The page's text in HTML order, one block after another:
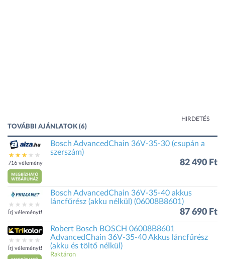
HIRDETÉS
TOVÁBBI AJÁNLATOK (6)
716 vélemény
Bosch AdvancedChain 36V-35-30 (csupán a
szerszám)
82 490 Ft
Írj véleményt!
Bosch AdvancedChain 36V-35-40 akkus
láncfűrész (akku nélkül) (06008B8601)
87 690 Ft
Írj véleményt!
Robert Bosch BOSCH 06008B8601
AdvancedChain 36V-35-40 Akkus láncfűrész
(akku és töltő nélkül)
Raktáron